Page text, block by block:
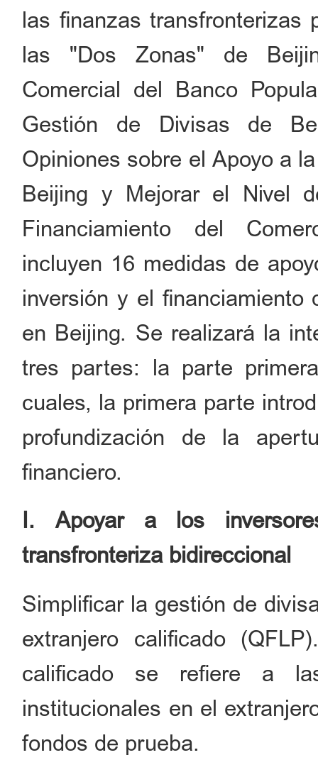
las finanzas
las "Dos Zonas" de
Comercial del Banco
Gestión de Divisas de
Opiniones sobre el Apoyo a
Beijing y Mejorar el Nivel
Financiamiento del
incluyen 16 medidas de
inversión y el financiamiento
en Beijing. Se realizará la
tres partes: la parte
cuales, la primera parte
profundización de la
financiero.
I. Apoyar a los
transfronteriza bidireccional
Simplificar la gestión de
extranjero calificado
calificado se refiere a
institucionales en el
fondos de prueba.